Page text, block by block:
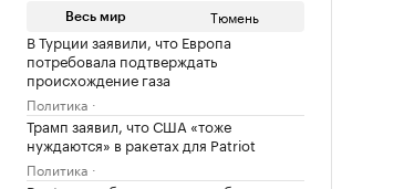
Весь мир Тюмень
В Турции заявили, что Европа
потребовала подтверждать
происхождение газа
Политика
Трамп заявил, что США «тоже
нуждаются» в ракетах для Patriot
Политика